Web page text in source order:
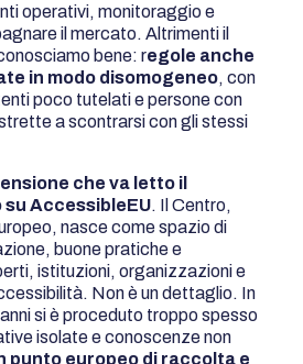
operativi, monitoraggio e
il mercato. Altrimenti il
bene: regole anche
in modo disomogeneo, con
poco tutelati e persone con
a scontrarsi con gli stessi
che va letto il
AccessibleEU. Il Centro,
nasce come spazio di
buone pratiche e
istituzioni, organizzazioni e
Non è un dettaglio. In
si è proceduto troppo spesso
isolate e conoscenze non
punto europeo di raccolta e